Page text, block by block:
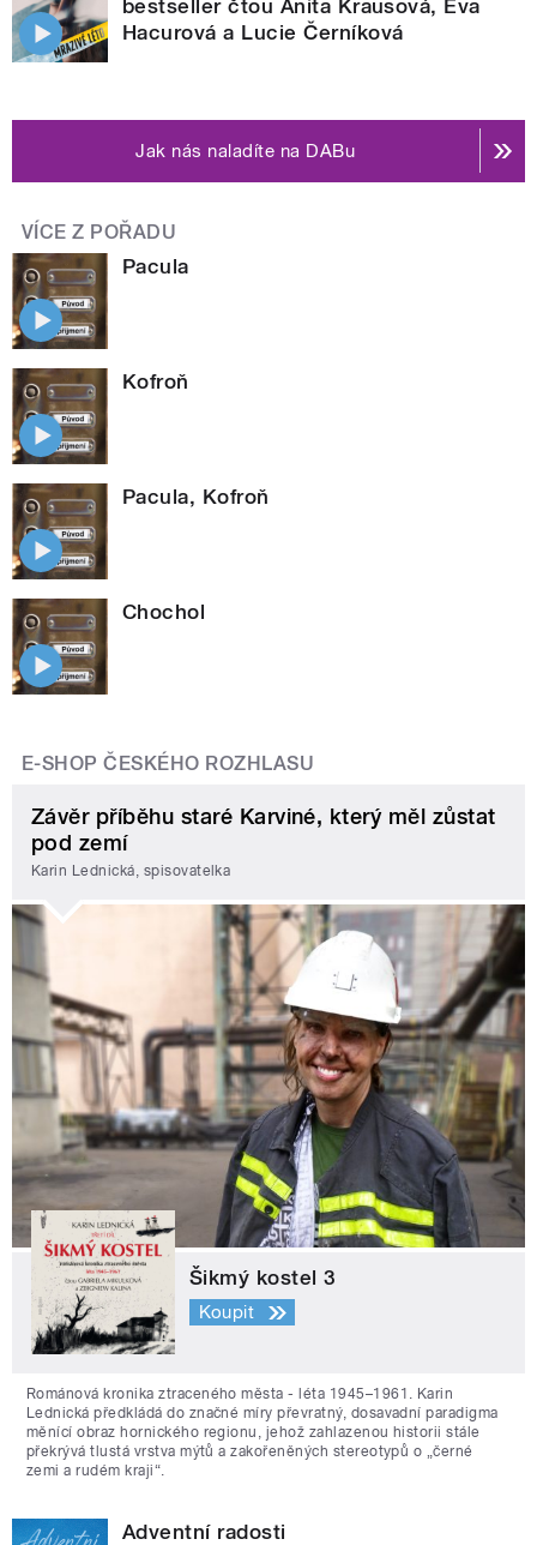
bestseller čtou Anita Krausová, Eva
Hacurová a Lucie Černíková
Jak nás naladíte na DABu
VÍCE Z POŘADU
Pacula
Kofroň
Pacula, Kofroň
Chochol
E-SHOP ČESKÉHO ROZHLASU
Závěr příběhu staré Karviné, který měl zůstat
pod zemí
Karin Lednická, spisovatelka
Šikmý kostel 3
Koupit
Románová kronika ztraceného města - léta 1945–1961. Karin
Lednická předkládá do značné míry převratný, dosavadní paradigma
měnící obraz hornického regionu, jehož zahlazenou historii stále
překrývá tlustá vrstva mýtů a zakořeněných stereotypů o „černé
zemi a rudém kraji“.
Adventní radosti